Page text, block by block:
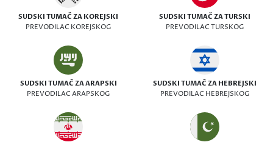
SUDSKI TUMAČ ZA KOREJSKI
PREVODILAC KOREJSKOG
SUDSKI TUMAČ ZA TURSKI
PREVODILAC TURSKOG
SUDSKI TUMAČ ZA ARAPSKI
PREVODILAC ARAPSKOG
SUDSKI TUMAČ ZA HEBREJSKI
PREVODILAC HEBREJSKOG